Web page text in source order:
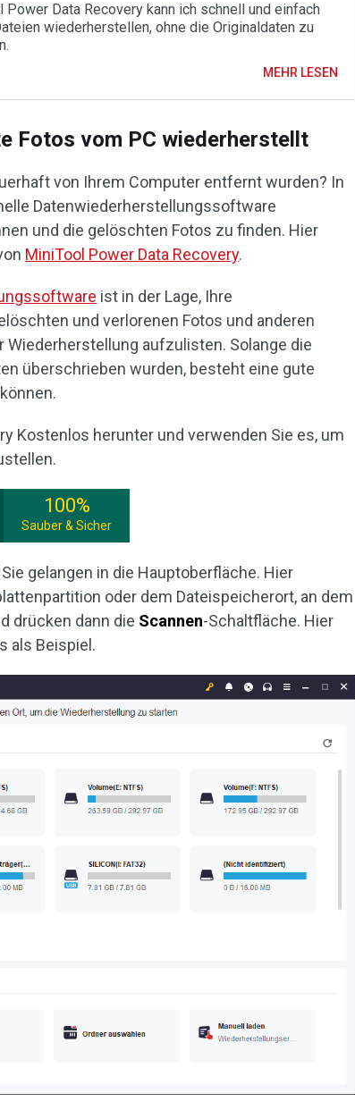
Power Data Recovery kann ich schnell und einfach
wiederherstellen, ohne die Originaldaten zu
MEHR LESEN
Fotos vom PC wiederherstellt
von Ihrem Computer entfernt wurden? In
Datenwiederherstellungssoftware
und die gelöschten Fotos zu finden. Hier
MiniTool Power Data Recovery.
ist in der Lage, Ihre
und verlorenen Fotos und anderen
aufzulisten. Solange die
überschrieben wurden, besteht eine gute
Kostenlos herunter und verwenden Sie es, um
100%
Sauber & Sicher
gelangen in die Hauptoberfläche. Hier
oder dem Dateispeicherort, an dem
drücken dann die Scannen-Schaltfläche. Hier
als Beispiel.